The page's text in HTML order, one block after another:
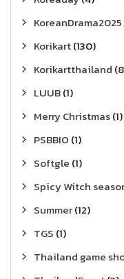
KoreanDrama2025
Korikart(130)
Korikartthailand
LUUB(1)
Merry Christmas(1)
PSBBIO (1)
Softgle (1)
Spicy Witch
Summer(12)
TGS (1)
Thailand game